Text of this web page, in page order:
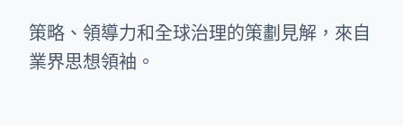
策略、領導力和全球治理的策劃見解，來自
業界思想領袖。